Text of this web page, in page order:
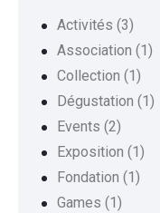
Activités (3)
Association (1)
Collection (1)
Dégustation (1)
Events (2)
Exposition (1)
Fondation (1)
Games (1)